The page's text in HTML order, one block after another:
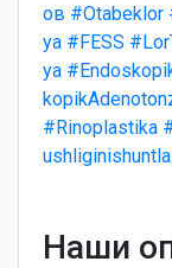
ов #Otabeklor
ya #FESS
ya
#Rinoplastika
Наши